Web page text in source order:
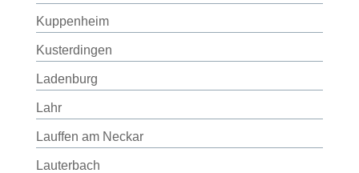
Kuppenheim
Kusterdingen
Ladenburg
Lahr
Lauffen am Neckar
Lauterbach